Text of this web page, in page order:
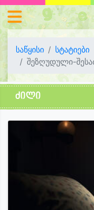
საწყისი
სტატიები
შეზღუდული-
ძილი